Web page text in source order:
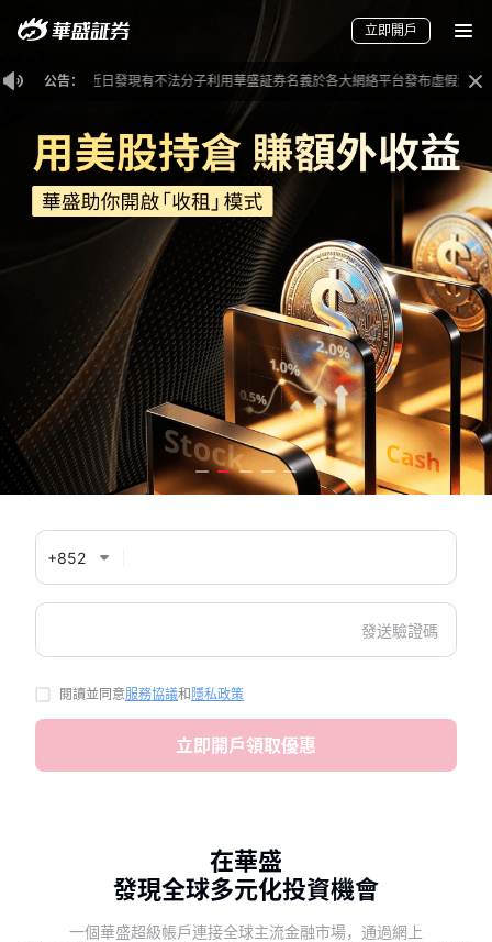
要聞
快訊
美股
港股
新股
加密貨幣
概述
AM 資產管理服務
ECM 股權資本市場服務
FICC 固定收益、外匯和大宗商品服務
WM 財富管理服務
立即開戶
公告：
本公司近日發現有不法分子利用華盛証券名義於各大網絡平台發布虛假消息，試
讓投資更清晰
一個優質投資機會
+852
發送驗證碼
閱讀並同意服務協議和 隱私政策
立即開戶領取優惠
在華盛
發現全球多元化投資機會
一個華盛超級帳戶連接全球主流金融市場，通過網上